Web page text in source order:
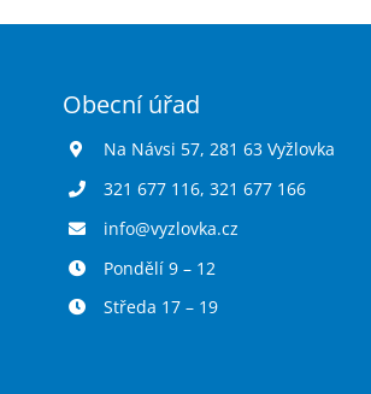
Obecní úřad
Na Návsi 57, 281 63 Vyžlovka
321 677 116, 321 677 166
info@vyzlovka.cz
Pondělí 9 – 12
Středa 17 – 19